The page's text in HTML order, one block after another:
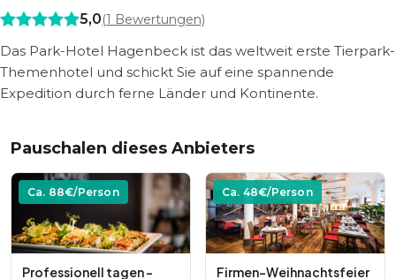
5,0(1 Bewertungen)
Das Park-Hotel Hagenbeck ist das weltweit erste Tierpark-
Themenhotel und schickt Sie auf eine spannende
Expedition durch ferne Länder und Kontinente.
Pauschalen dieses Anbieters
Ca. 88€/Person
Professionell tagen –
Ca. 48€/Person
Firmen-Weihnachtsfeier